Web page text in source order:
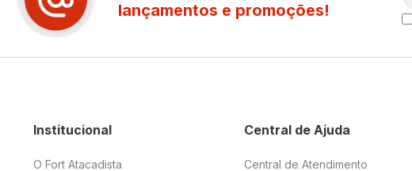
lançamentos e promoções!
Central de Ajuda
Central de Atendimento
Institucional
O Fort Atacadista